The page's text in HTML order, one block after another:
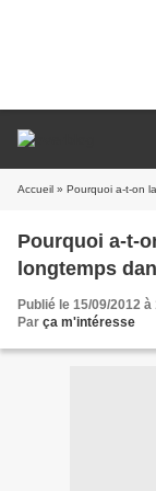
Accueil » Pourquoi a-t-on
Pourquoi a-t-
longtemps
Publié le 15/09/2012 à
Par ça m'intéresse